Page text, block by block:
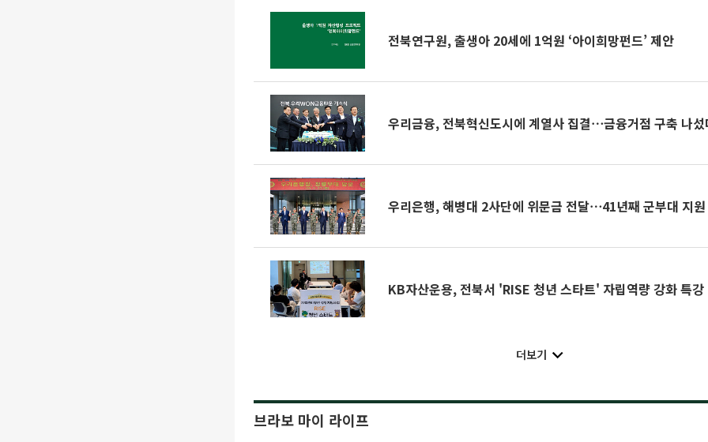
전북연구원, 출생아 20세에 1억원 ‘아이희망펀드’ 제안
우리금융, 전북혁신도시에 계열사 집결⋯금융거점 구축 나섰
우리은행, 해병대 2사단에 위문금 전달⋯41년째 군부대 지원
KB자산운용, 전북서 'RISE 청년 스타트' 자립역량 강화 특강
더보기
브라보 마이 라이프